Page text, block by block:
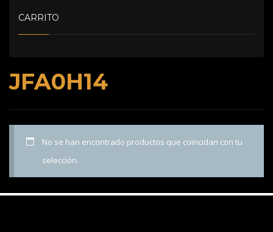
JFA0H14
No se han encontrado productos que coincidan con tu
selección.
CARRITO